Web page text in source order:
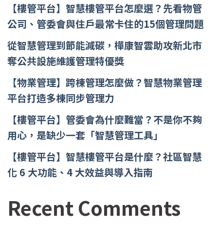
【樓管平台】智慧樓管平台怎麼選？先看物管
公司、管委會與住戶最常卡住的15個管理問題
從智慧管理到節能減碳，樺康智雲助攻新北市
奪公共設施維護管理特優獎
【物業管理】跨棟管理怎麼做？智慧物業管理
平台打造多棟同步管理力
【樓管平台】管委會為什麼難當？不是你不夠
用心，是缺少一套「智慧管理工具」
【樓管平台】智慧樓管平台是什麼？社區智慧
化 6 大功能、4 大效益與導入指南
Recent Comments